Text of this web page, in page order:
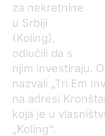
za nekretnine
u Srbiji
(Koling),
odlučili da s
njim investiraju.
nazvali „Tri Em
na adresi
koja je u
„Koling“.